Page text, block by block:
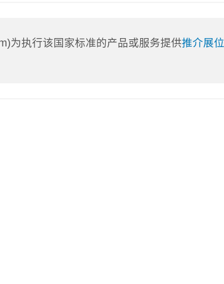
为执行该国家标准的产品或服务提供推介展位